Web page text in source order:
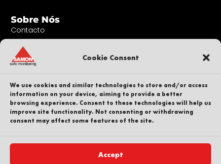
Cookie Consent
We use cookies and similar technologies to store and/or access
information on your device, aiming to provide a better
browsing experience. Consent to these technologies will help us
improve site functionality. Not consenting or withdrawing
consent may affect some features of the site.
Accept
Sobre Nós
Contacto
A nossa equipa
Carreira
Denunciante
Política de privacidade
Parte de